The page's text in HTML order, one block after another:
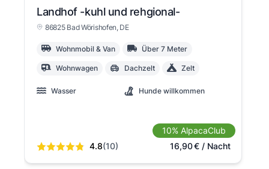
Landhof -kuhl und rehgional-
86825 Bad Wörishofen, DE
Wohnmobil & Van Über 7 Meter
Wohnwagen Dachzelt Zelt
Wasser Hunde willkommen
4.8(10)
10% AlpacaClub
16,90€/ Nacht